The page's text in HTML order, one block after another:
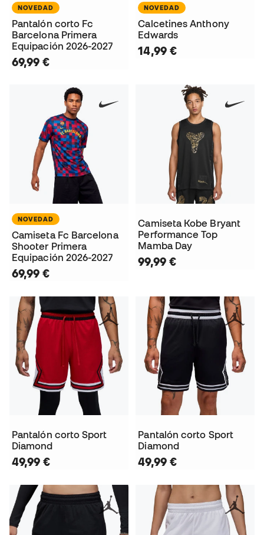
NOVEDAD
Pantalón corto Fc
Barcelona Primera
Equipación 2026-2027
69,99 €
NOVEDAD
Calcetines Anthony
Edwards
14,99 €
NOVEDAD
Camiseta Fc Barcelona
Shooter Primera
Equipación 2026-2027
69,99 €
Camiseta Kobe Bryant
Performance Top
Mamba Day
99,99 €
Pantalón corto Sport
Diamond
49,99 €
Pantalón corto Sport
Diamond
49,99 €